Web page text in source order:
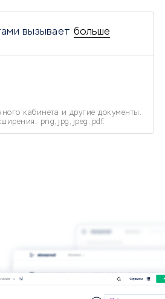
вызывает больше
кабинета и другие документы.
png, jpg, jpeg, pdf.